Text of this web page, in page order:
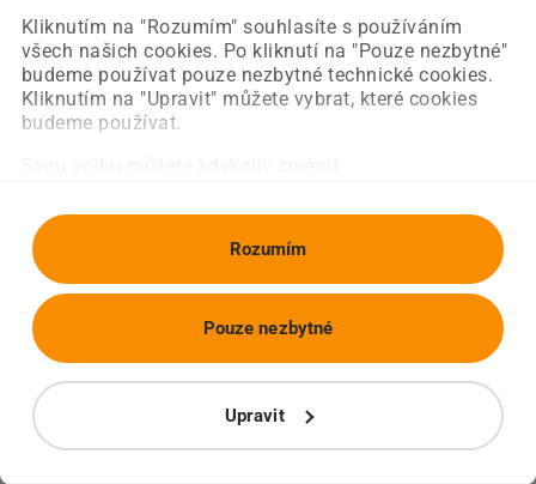
Kliknutím na "Rozumím" souhlasíte s používáním
všech našich cookies. Po kliknutí na "Pouze nezbytné"
budeme používat pouze nezbytné technické cookies.
Kliknutím na "Upravit" můžete vybrat, které cookies
budeme používat.
Rozumím
Upravit
Pouze nezbytné
Obnovit stránku Úvodní strana